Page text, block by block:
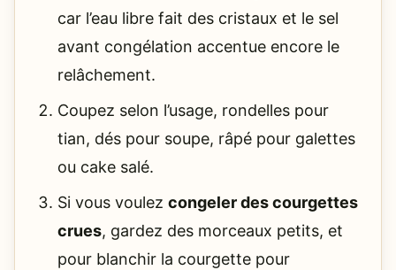
car l’eau libre fait des cristaux et le sel
avant congélation accentue encore le
relâchement.
Coupez selon l’usage, rondelles pour
tian, dés pour soupe, râpé pour galettes
ou cake salé.
Si vous voulez congeler des courgettes
crues, gardez des morceaux petits, et
pour blanchir la courgette pour